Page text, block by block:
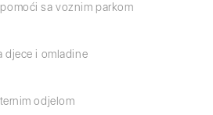
sa voznim parkom
djece i omladine
odjelom